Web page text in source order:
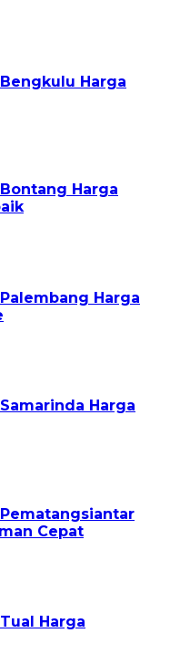
Bengkulu Harga
Bontang Harga
Harga
Harga
Pematangsiantar
Cepat
Harga